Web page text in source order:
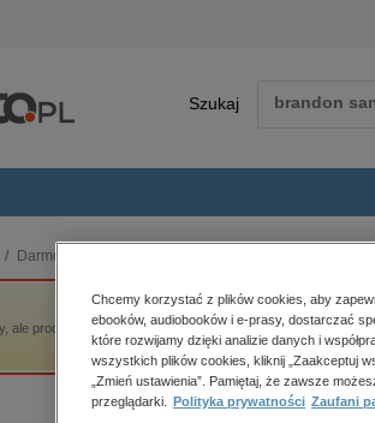
Szukaj
wnętrz
gospodarka
polityka, społeczno-
psychologiczne
inne
popularno-naukowe
historia
Darmowe ebooki
ale produkt „Któż Ten Mąż” nie jest dostępny.
Chcemy korzystać z plików cookies, aby
ebooków, audiobooków i e-prasy, dostarczać
które rozwijamy dzięki analizie danych i
wszystkich plików cookies, kliknij „Zaakceptuj
„Zmień ustawienia”. Pamiętaj, że zawsze
przeglądarki.
Polityka prywatności Zaufani